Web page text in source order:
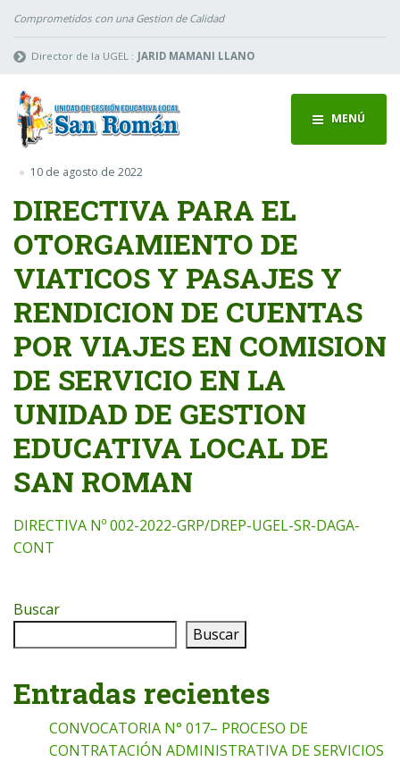
Comprometidos con una Gestion de Calidad
Director de la UGEL : JARID MAMANI LLANO
MENÚ
10 de agosto de 2022
DIRECTIVA PARA EL
OTORGAMIENTO DE
VIATICOS Y PASAJES Y
RENDICION DE CUENTAS
POR VIAJES EN COMISION
DE SERVICIO EN LA
UNIDAD DE GESTION
EDUCATIVA LOCAL DE
SAN ROMAN
DIRECTIVA Nº 002-2022-GRP/DREP-UGEL-SR-DAGA-
CONT
Buscar
Buscar
Entradas recientes
CONVOCATORIA N° 017– PROCESO DE
CONTRATACIÓN ADMINISTRATIVA DE SERVICIOS